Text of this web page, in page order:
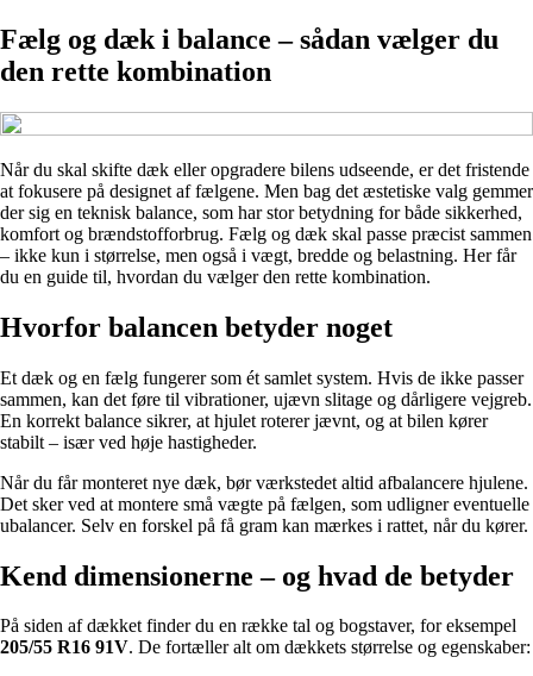
Fælg og dæk i balance – sådan vælger du
den rette kombination
Når du skal skifte dæk eller opgradere bilens udseende, er det fristende
at fokusere på designet af fælgene. Men bag det æstetiske valg gemmer
der sig en teknisk balance, som har stor betydning for både sikkerhed,
komfort og brændstofforbrug. Fælg og dæk skal passe præcist sammen
– ikke kun i størrelse, men også i vægt, bredde og belastning. Her får
du en guide til, hvordan du vælger den rette kombination.
Hvorfor balancen betyder noget
Et dæk og en fælg fungerer som ét samlet system. Hvis de ikke passer
sammen, kan det føre til vibrationer, ujævn slitage og dårligere vejgreb.
En korrekt balance sikrer, at hjulet roterer jævnt, og at bilen kører
stabilt – især ved høje hastigheder.
Når du får monteret nye dæk, bør værkstedet altid afbalancere hjulene.
Det sker ved at montere små vægte på fælgen, som udligner eventuelle
ubalancer. Selv en forskel på få gram kan mærkes i rattet, når du kører.
Kend dimensionerne – og hvad de betyder
På siden af dækket finder du en række tal og bogstaver, for eksempel
205/55 R16 91V. De fortæller alt om dækkets størrelse og egenskaber: